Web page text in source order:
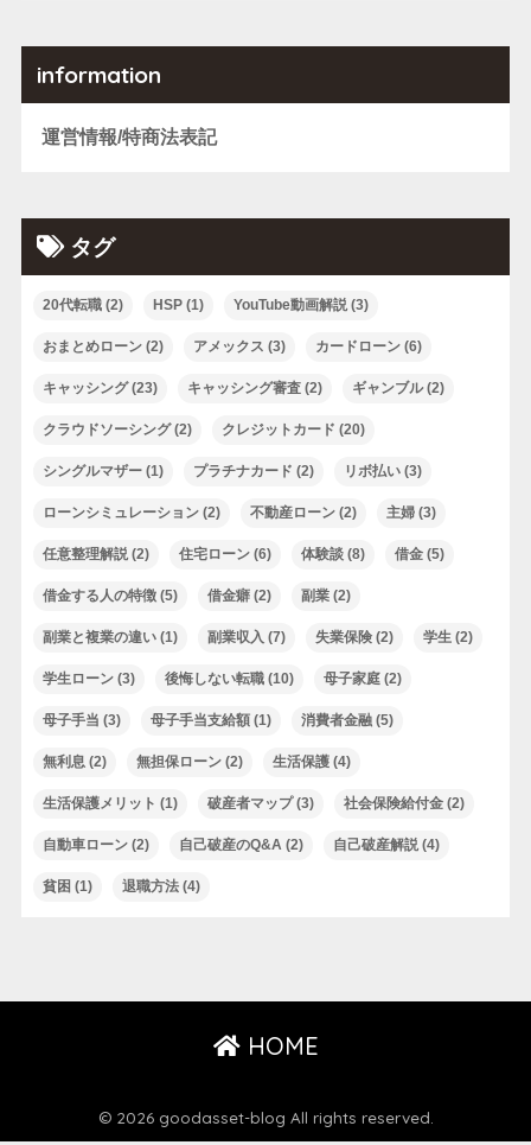
information
運営情報/特商法表記
タグ
20代転職(2) HSP(1) YouTube動画解説(3)
おまとめローン(2) アメックス (3) カードローン(6)
キャッシング(23) キャッシング審査(2) ギャンブル(2)
クラウドソーシング(2) クレジットカード (20)
シングルマザー(1) プラチナカード (2) リボ払い(3)
ローンシミュレーション(2) 不動産ローン(2) 主婦(3)
任意整理解説(2) 住宅ローン(6) 体験談(8) 借金(5)
借金する人の特徴(5) 借金癖(2) 副業(2)
副業と複業の違い(1) 副業収入 (7) 失業保険(2) 学生(2)
学生ローン(3) 後悔しない転職(10) 母子家庭(2)
母子手当 (3) 母子手当支給額(1) 消費者金融(5)
無利息(2) 無担保ローン(2) 生活保護(4)
生活保護メリット (1) 破産者マップ(3) 社会保険給付金(2)
自動車ローン(2) 自己破産のQ&A(2) 自己破産解説(4)
貧困 (1) 退職方法(4)
HOME
© 2026 goodasset-blog All rights reserved.